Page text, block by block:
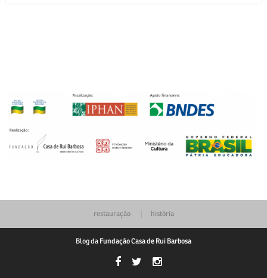
restauração história
Blog da Fundação Casa de Rui Barbosa